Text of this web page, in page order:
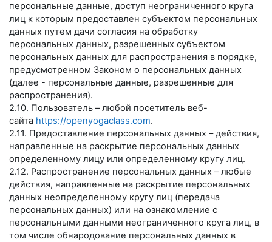
персональные данные, доступ неограниченного круга
лиц к которым предоставлен субъектом персональных
данных путем дачи согласия на обработку
персональных данных, разрешенных субъектом
персональных данных для распространения в порядке,
предусмотренном Законом о персональных данных
(далее - персональные данные, разрешенные для
распространения).
2.10. Пользователь – любой посетитель веб-
сайта https://openyogaclass.com.
2.11. Предоставление персональных данных – действия,
направленные на раскрытие персональных данных
определенному лицу или определенному кругу лиц.
2.12. Распространение персональных данных – любые
действия, направленные на раскрытие персональных
данных неопределенному кругу лиц (передача
персональных данных) или на ознакомление с
персональными данными неограниченного круга лиц, в
том числе обнародование персональных данных в